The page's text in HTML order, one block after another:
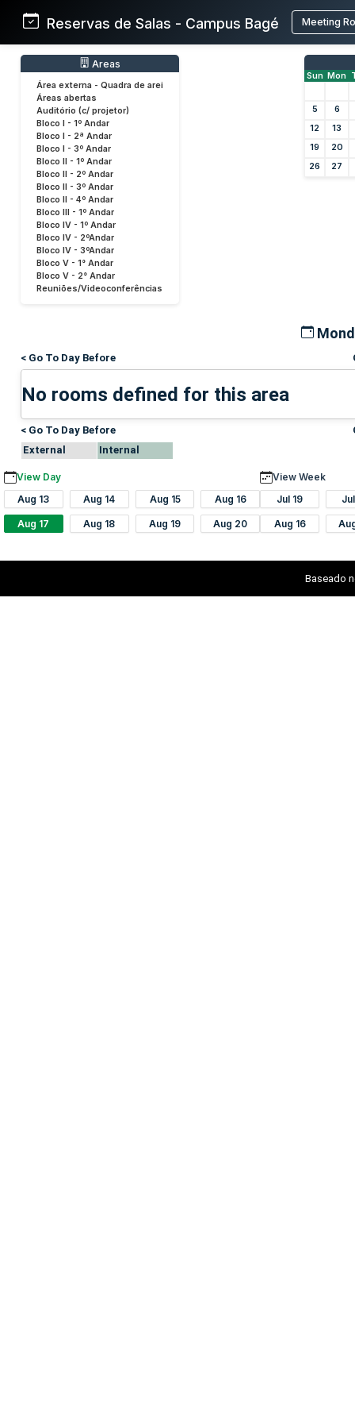
Reservas de Salas - Campus Bagé Meeting
Areas
Área externa - Quadra de arei
Áreas abertas
Auditório (c/ projetor)
Bloco I - 1º Andar
Bloco I - 2ª Andar
Bloco I - 3º Andar
Bloco II - 1º Andar
Bloco II - 2º Andar
Bloco II - 3º Andar
Bloco II - 4º Andar
Bloco III - 1º Andar
Bloco IV - 1º Andar
Bloco IV - 2ºAndar
Bloco IV - 3ºAndar
Bloco V - 1° Andar
Bloco V - 2° Andar
Reuniões/Videoconferências
Sun Mon
5
6
12
13
19
20
26
27
< Go To Day Before
No rooms defined for this area
< Go To Day Before
External
Internal
View Day
Aug 13
Aug 14 Aug 15 Aug 16
Aug 17 Aug 18 Aug 19 Aug 20
View Week
Jul 19
Aug 16
Baseado